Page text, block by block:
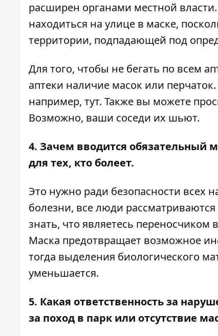
расширен органами местной
находиться на улице в маске,
территории, подпадающей под
Для того, чтобы не бегать по всем
аптеки наличие масок или
например, тут. Также вы можете
Возможно, ваши соседи их шьют.
4. Зачем вводится обязательный
для тех, кто болеет.
Это нужно ради безопасности всех
болезни, все люди
знать, что являетесь переносчиком
Маска предотвращает возможное
тогда выделения биологического
уменьшается.
5. Какая ответственность за
за поход в парк или отсутствие